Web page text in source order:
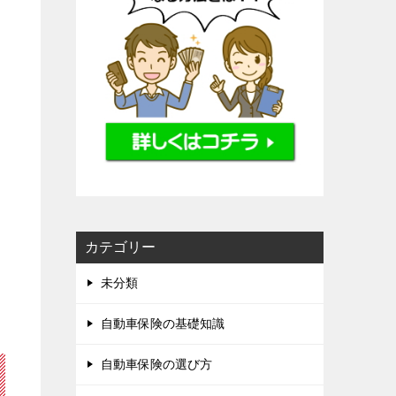
カテゴリー
未分類
自動車保険の基礎知識
自動車保険の選び方